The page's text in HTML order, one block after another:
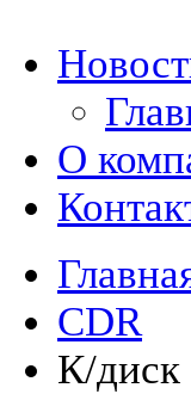
О
CDR
К/